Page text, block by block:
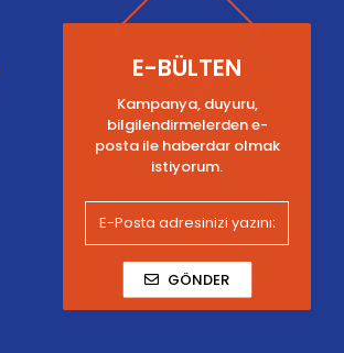
E-BÜLTEN
Kampanya, duyuru,
bilgilendirmelerden e-
posta ile haberdar olmak
istiyorum.
GÖNDER